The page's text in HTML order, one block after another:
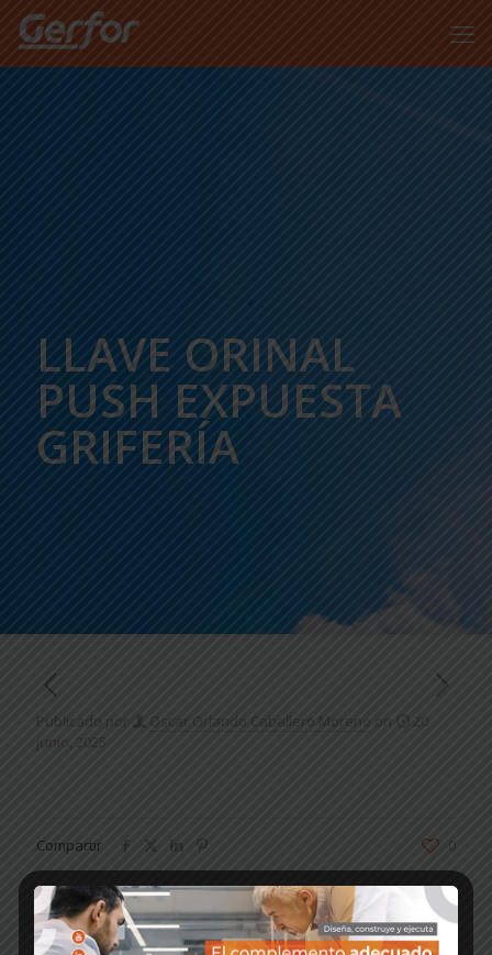
LLAVE ORINAL
PUSH EXPUESTA
GRIFERÍA
Publicado por Oscar Orlando Caballero Moreno on
20
junio, 2025
Compartir 0
Oscar Orlando Caballero Moreno